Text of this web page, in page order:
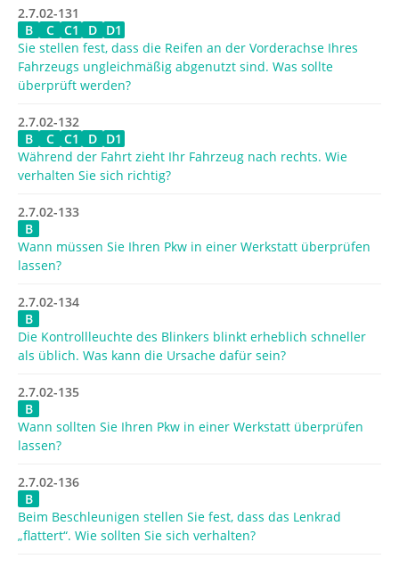
2.7.02-131
B
C C1 D D1
Sie stellen fest, dass die Reifen an der Vorderachse Ihres
Fahrzeugs ungleichmäßig abgenutzt sind. Was sollte
überprüft werden?
2.7.02-132
B
C C1 D D1
Während der Fahrt zieht Ihr Fahrzeug nach rechts. Wie
verhalten Sie sich richtig?
2.7.02-133
B
Wann müssen Sie Ihren Pkw in einer Werkstatt überprüfen
lassen?
2.7.02-134
B
Die Kontrollleuchte des Blinkers blinkt erheblich schneller
als üblich. Was kann die Ursache dafür sein?
2.7.02-135
B
Wann sollten Sie Ihren Pkw in einer Werkstatt überprüfen
lassen?
2.7.02-136
B
Beim Beschleunigen stellen Sie fest, dass das Lenkrad
„flattert“. Wie sollten Sie sich verhalten?